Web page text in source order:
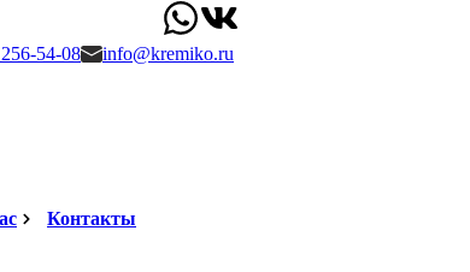
54-08
info@kremiko.ru
Контакты